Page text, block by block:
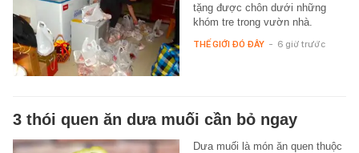
tặng được chôn dưới những
khóm tre trong vườn nhà.
THẾ GIỚI ĐÓ ĐÂY - 6 giờ trước
3 thói quen ăn dưa muối cần bỏ ngay
Dưa muối là món ăn quen thuộc